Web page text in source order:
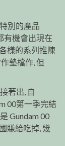
別的產品
有機會出現在
樣的系列推陳
墊檔作, 但
著出, 自
00第一季完結
Gundam 00
賺給吃掉, 幾